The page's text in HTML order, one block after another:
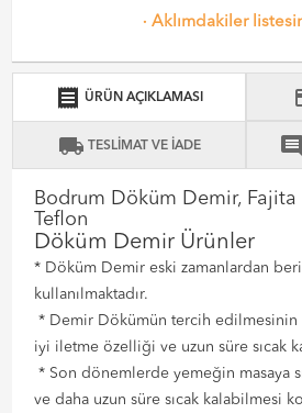
· Aklımdakiler
receipt ÜRÜN AÇIKLAMASI
local_shipping TESLİMAT VE İADE comment
Bodrum Döküm Demir, Fajita
Teflon
Döküm Demir Ürünler
* Döküm Demir eski zamanlardan
kullanılmaktadır.
* Demir Dökümün tercih edilmesinin
iyi iletme özelliği ve uzun süre sıcak
* Son dönemlerde yemeğin masaya
ve daha uzun süre sıcak kalabilmesi